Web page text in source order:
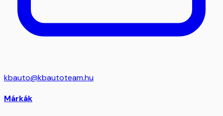
kbauto@kbautoteam.hu
Márkák